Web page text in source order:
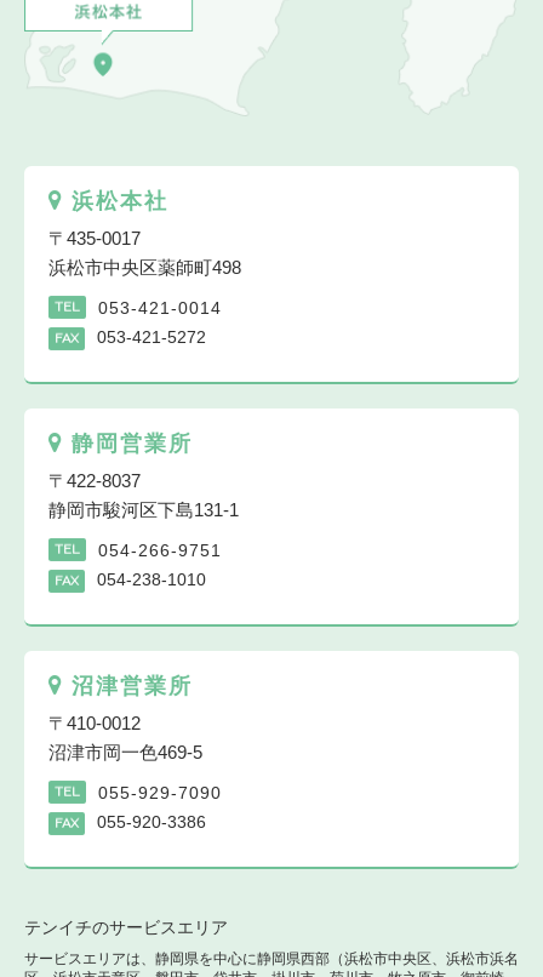
浜松本社
〒435-0017
浜松市中央区薬師町498
TEL 053-421-0014
FAX 053-421-5272
静岡営業所
〒422-8037
静岡市駿河区下島131-1
TEL 054-266-9751
FAX 054-238-1010
沼津営業所
〒410-0012
沼津市岡一色469-5
TEL 055-929-7090
FAX 055-920-3386
テンイチのサービスエリア
サービスエリアは、静岡県を中心に静岡県西部（浜松市中央区、浜松市浜名